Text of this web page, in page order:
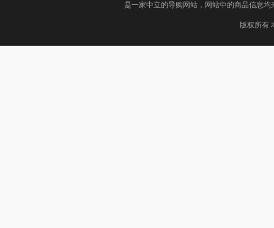
是一家中立的导购网站，网站中的商品信息
版权所有